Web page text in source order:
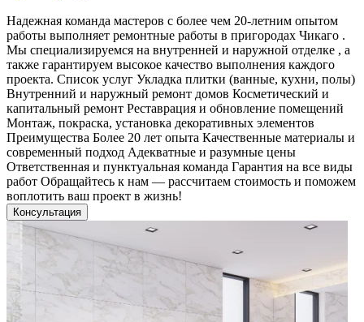
Надежная команда мастеров с более чем 20-летним опытом
работы выполняет ремонтные работы в пригородах Чикаго .
Мы специализируемся на внутренней и наружной отделке , а
также гарантируем высокое качество выполнения каждого
проекта. Список услуг Укладка плитки (ванные, кухни, полы)
Внутренний и наружный ремонт домов Косметический и
капитальный ремонт Реставрация и обновление помещений
Монтаж, покраска, установка декоративных элементов
Преимущества Более 20 лет опыта Качественные материалы и
современный подход Адекватные и разумные цены
Ответственная и пунктуальная команда Гарантия на все виды
работ Обращайтесь к нам — рассчитаем стоимость и поможем
воплотить ваш проект в жизнь!
Консультация